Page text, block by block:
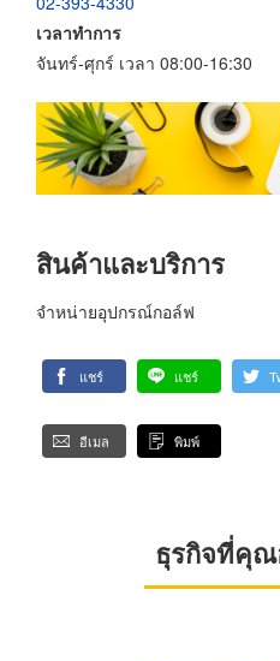
เวลาทำการ
จันทร์-ศุกร์ เวลา 08:00-16:30
สินค้าและบริการ
จำหน่ายอุปกรณ์กอล์ฟ
แชร์ แชร์
อีเมล พิมพ์
ธุรกิจที่คุณ